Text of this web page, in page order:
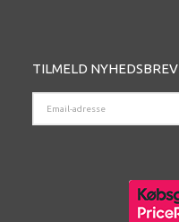
TILMELD NYHEDSBREV
ADRESSE